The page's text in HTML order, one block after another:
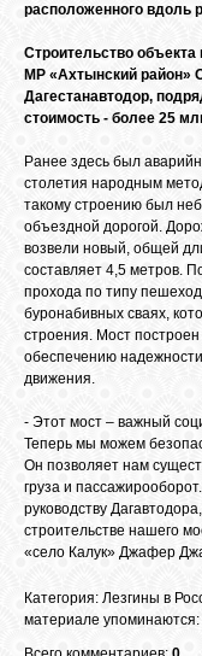
БИБЛИОТЕКА
ГОСТЕВАЯ
О САЙТЕ
ФОТО
ВИДЕО
САЙТЫ
расположенного вдоль
Строительство объекта
МР «Ахтынский район»
Дагестанавтодор,
стоимость - более 25
Ранее здесь был
столетия народным
такому строению был
объездной дорогой.
возвели новый, общей
составляет 4,5 метров.
прохода по типу
буронабивных сваях,
строения. Мост
обеспечению
движения.
- Этот мост – важный
Теперь мы можем
Он позволяет нам
груза и
руководству
строительстве нашего
«село Калук» Джафер
Категория: Лезгины в
материале упоминаются: